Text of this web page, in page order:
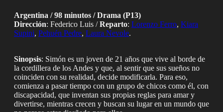
Argentina / 98 minutos / Drama (P13)
Dirección: Federico Luis /Reparto: Lorenzo Ferro, Kiara
Supini, Pehuén Pedre, Laura Nevole.
Sinopsis: Simón es un joven de 21 años que vive al borde de
la cordillera de los Andes y que, al sentir que sus sueños no
coinciden con su realidad, decide modificarla. Para eso,
comienza a pasar tiempo con un grupo de chicos como él, con
discapacidad, que inventan sus propias reglas para amar y
divertirse, mientras crecen y buscan su lugar en un mundo que